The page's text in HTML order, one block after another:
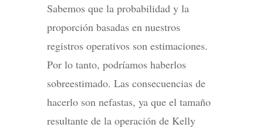
Sabemos que la probabilidad y la
proporción basadas en nuestros
registros operativos son estimaciones.
Por lo tanto, podríamos haberlos
sobreestimado. Las consecuencias de
hacerlo son nefastas, ya que el tamaño
resultante de la operación de Kelly